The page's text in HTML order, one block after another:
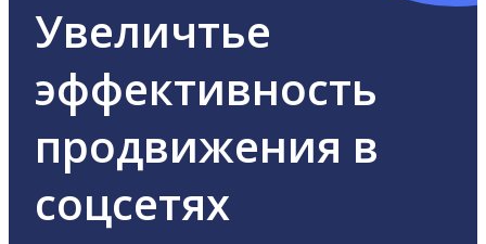
Увеличтье
эффективность
продвижения в
соцсетях